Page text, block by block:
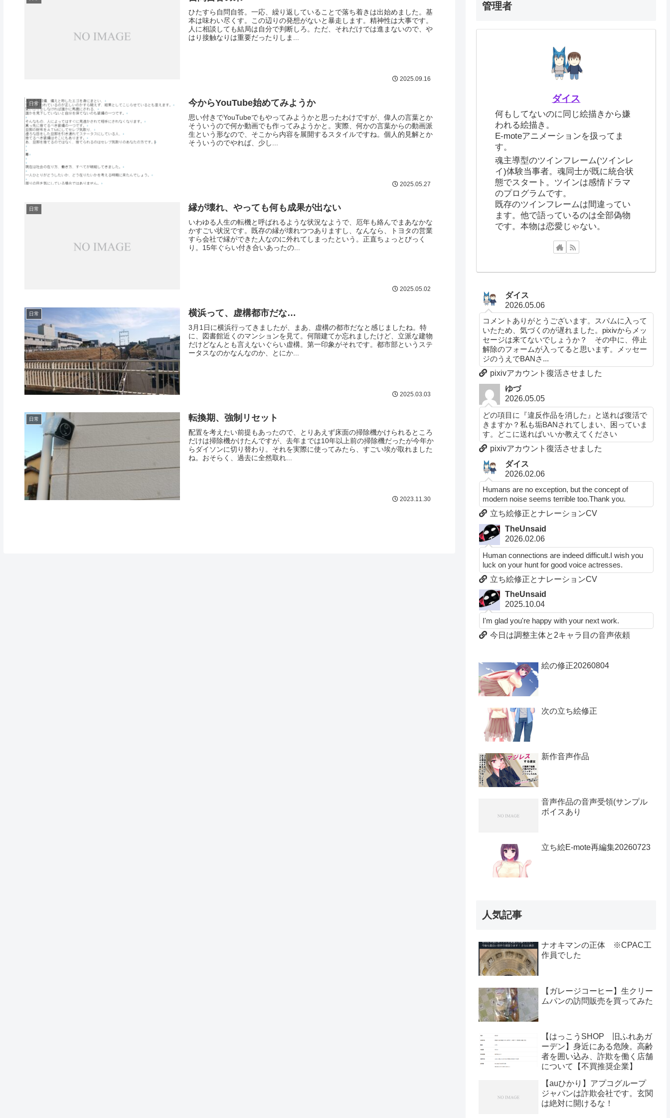
ひたすら自問自答。一応、繰り返していることで落ち着きは出始めました。基
本は味わい尽くす。この辺りの発想がないと暴走します。精神性は大事です。
人に相談しても結局は自分で判断しろ。ただ、それだけでは進まないので、や
はり接触なりは重要だったりしま...
2025.09.16
日常 今からYouTube始めてみようか
思い付きでYouTubeでもやってみようかと思ったわけですが、偉人の言葉とか
そういうので何か動画でも作ってみようかと。実際、何かの言葉からの動画派
生という形なので、そこから内容を展開するスタイルですね。個人的見解とか
そういうのでやれば、少し...
2025.05.27
日常 縁が壊れ、やっても何も成果が出ない
いわゆる人生の転機と呼ばれるような状況なようで、厄年も絡んでまあなかな
かすごい状況です。既存の縁が壊れつつありますし、なんなら、トヨタの営業
すら会社で縁ができた人なのに外れてしまったという。正直ちょっとびっく
り。15年ぐらい付き合いあったの...
2025.05.02
日常 横浜って、虚構都市だな…
3月1日に横浜行ってきましたが、まあ、虚構の都市だなと感じましたね。特
に、図書館近くのマンションを見て。何階建てか忘れましたけど、立派な建物
だけどなんとも言えないぐらい虚構。第一印象がそれです。都市部というステ
ータスなのかなんなのか、とにか...
2025.03.03
日常 転換期、強制リセット
配置を考えたい前提もあったので、とりあえず床面の掃除機かけられるところ
だけは掃除機かけたんですが、去年までは10年以上前の掃除機だったが今年か
らダイソンに切り替わり。それを実際に使ってみたら、すごい埃が取れました
ね。おそらく、過去に全然取れ...
2023.11.30
管理者
ダイス
何もしてないのに同じ絵描きから嫌
われる絵描き。
E-moteアニメーションを扱ってま
す。
魂主導型のツインフレーム(ツインレ
イ)体験当事者。魂同士が既に統合状
態でスタート。ツインは感情ドラマ
のプログラムです。
既存のツインフレームは間違ってい
ます。他で語っているのは全部偽物
です。本物は恋愛じゃない。
ダイス
2026.05.06
コメントありがとうございます。スパムに入って
いたため、気づくのが遅れました。pixivからメッ
セージは来てないでしょうか？ その中に、停止
解除のフォームが入ってると思います。メッセー
ジのうえでBANさ...
pixivアカウント復活させました
ゆづ
2026.05.05
どの項目に『違反作品を消した』と送れば復活で
きますか？私も垢BANされてしまい、困っていま
す。どこに送ればいいか教えてください
pixivアカウント復活させました
ダイス
2026.02.06
Humans are no exception, but the concept of
modern noise seems terrible too.Thank you.
立ち絵修正とナレーションCV
TheUnsaid
2026.02.06
Human connections are indeed difficult.I wish you
luck on your hunt for good voice actresses.
立ち絵修正とナレーションCV
TheUnsaid
2025.10.04
I'm glad you're happy with your next work.
今日は調整主体と2キャラ目の音声依頼
絵の修正20260804
次の立ち絵修正
新作音声作品
音声作品の音声受領(サンプル
ボイスあり
立ち絵E-mote再編集20260723
人気記事
ナオキマンの正体 ※CPAC工
作員でした
【ガレージコーヒー】生クリー
ムパンの訪問販売を買ってみた
【はっこうSHOP 旧ふれあガ
ーデン】身近にある危険。高齢
者を囲い込み、詐欺を働く店舗
について【不買推奨企業】
【auひかり】アプコグループ
ジャパンは詐欺会社です。玄関
は絶対に開けるな！